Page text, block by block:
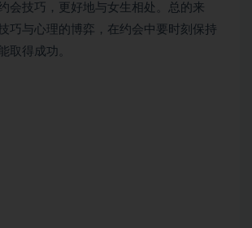
会技巧，更好地与女生相处。总的来
巧与心理的博弈，在约会中要时刻保持
取得成功。